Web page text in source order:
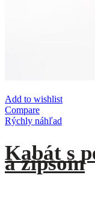
Add to wishlist
Compare
Rýchly náhľad
Kabát s
a zipsom